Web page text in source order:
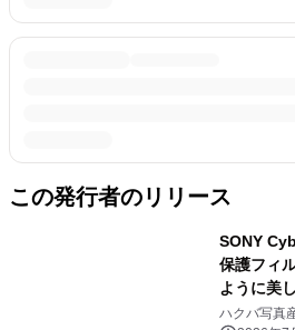
この発行者のリリース
SONY
保護フィ
ように美
プと業界
ハクバ写真